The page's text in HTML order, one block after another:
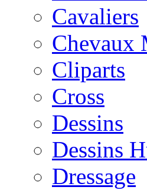
Cavaliers
Chevaux
Cliparts
Cross
Dessins
Dessins
Dressage